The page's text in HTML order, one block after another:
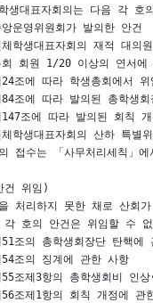
생대표자회의는 다음 각 호
운영위원회가 발의한 안건
학생대표자회의 재적 대의
회원 1/20 이상의 연서에
조에 따라 학생총회에서 위
조에 따라 발의된 총학생
조에 따라 발의된 회칙
학생대표자회의 산하 특별
접수는 「사무처리세칙」
건 위임)
처리하지 못한 채로 산회
호의 안건은 위임할 수
조의 총학생회장단 탄핵에
조의 징계에 관한 사항
조제3항의 총학생회비 인상
조제1항의 회칙 개정에 관